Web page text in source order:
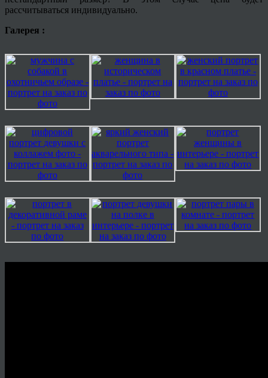
рассчитываться индивидуально.
Галерея :